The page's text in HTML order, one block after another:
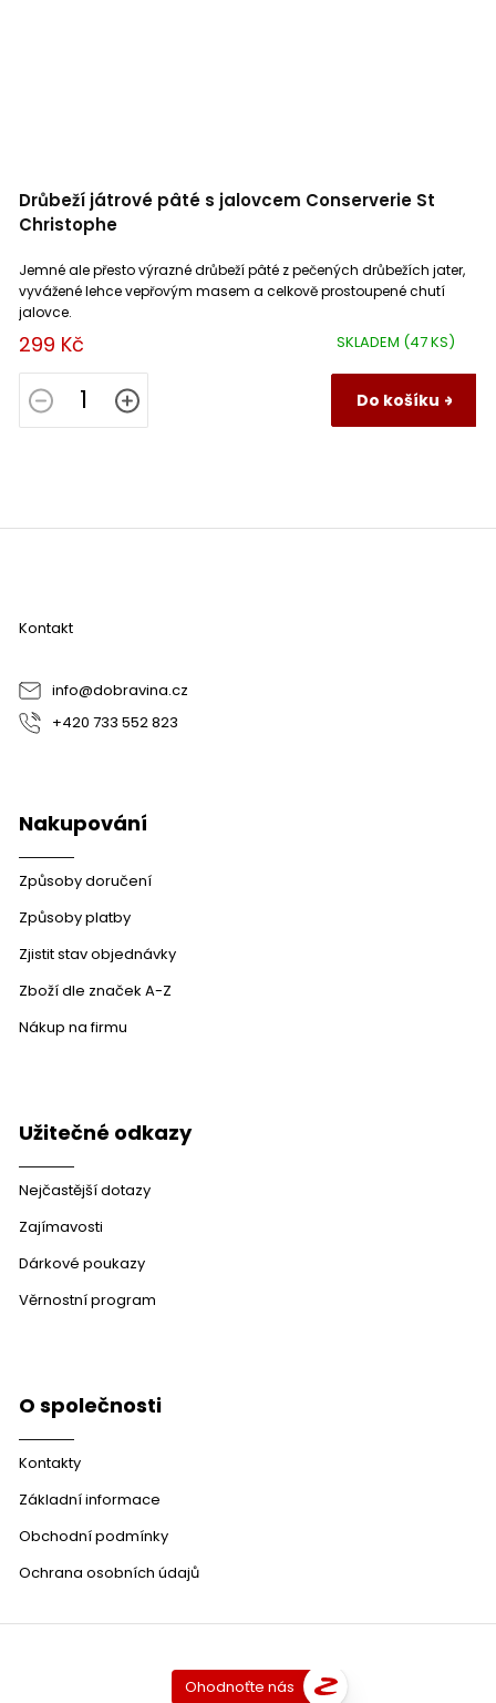
Drůbeží játrové pâté s jalovcem Conserverie St
Christophe
SKLADEM (47 KS)
299 Kč
Do košíku
Jemné ale přesto výrazné drůbeží pâté z pečených drůbežích jater,
vyvážené lehce vepřovým masem a celkově prostoupené chutí
jalovce.
Z
Kontakt
info@dobravina.cz
+420 733 552 823
Nakupování
Způsoby doručení
Způsoby platby
Zjistit stav objednávky
Zboží dle značek A-Z
Nákup na firmu
Užitečné odkazy
Nejčastější dotazy
Zajímavosti
Dárkové poukazy
Věrnostní program
O společnosti
Kontakty
Základní informace
Obchodní podmínky
Ochrana osobních údajů
Ohodnoťte nás